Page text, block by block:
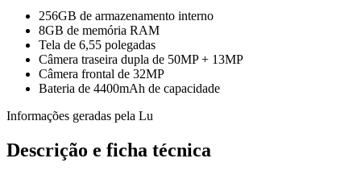
256GB de armazenamento interno
8GB de memória RAM
Tela de 6,55 polegadas
Câmera traseira dupla de 50MP + 13MP
Câmera frontal de 32MP
Bateria de 4400mAh de capacidade
Informações geradas pela Lu
Descrição e ficha técnica